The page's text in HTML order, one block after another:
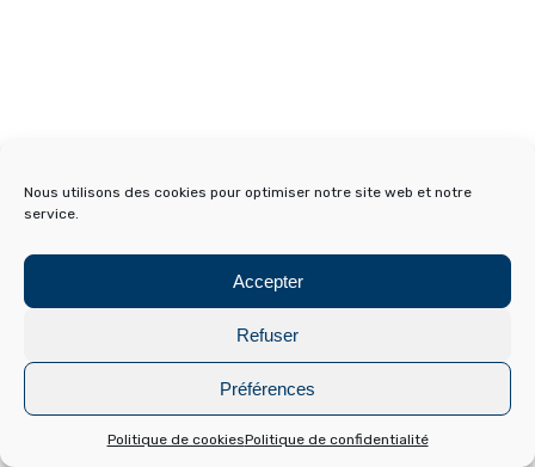
Nous utilisons des cookies pour optimiser notre site web et notre
service.
Accepter
Refuser
Préférences
Politique de cookiesPolitique de confidentialité